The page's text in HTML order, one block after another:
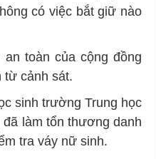
có việc bắt giữ nào
toàn của cộng đồng
từ cảnh sát.
sinh trường Trung học
làm tổn thương danh
tra váy nữ sinh.